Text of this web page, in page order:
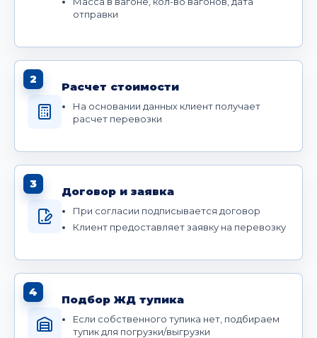
отправки
2
Расчет стоимости
На основании данных клиент получает
расчет перевозки
3
Договор и заявка
При согласии подписывается договор
Клиент предоставляет заявку на перевозку
4
Подбор ЖД тупика
Если собственного тупика нет, подбираем
тупик для погрузки/выгрузки